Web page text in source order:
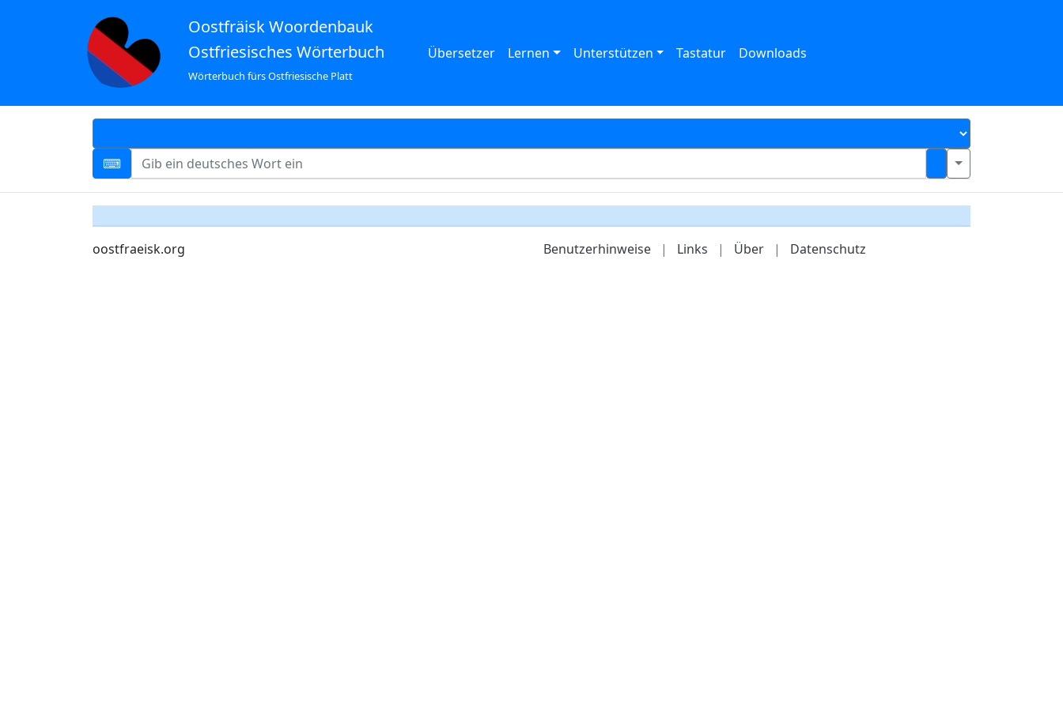
Oostfräisk Woordenbauk
Ostfriesisches Wörterbuch
Wörterbuch fürs Ostfriesische Platt
Übersetzer Lernen Unterstützen Tastatur Downloads
oostfraeisk.org Benutzerhinweise | Links | Über | Datenschutz